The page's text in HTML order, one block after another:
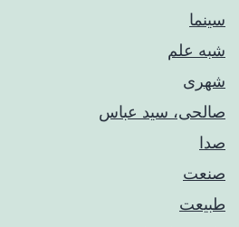
سینما
شبه علم
شهری
صالحی، سید عباس
صدا
صنعت
طبیعت